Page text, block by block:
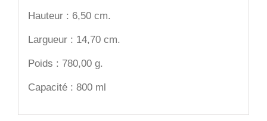
Hauteur : 6,50 cm.
Largueur : 14,70 cm.
Poids : 780,00 g.
Capacité : 800 ml